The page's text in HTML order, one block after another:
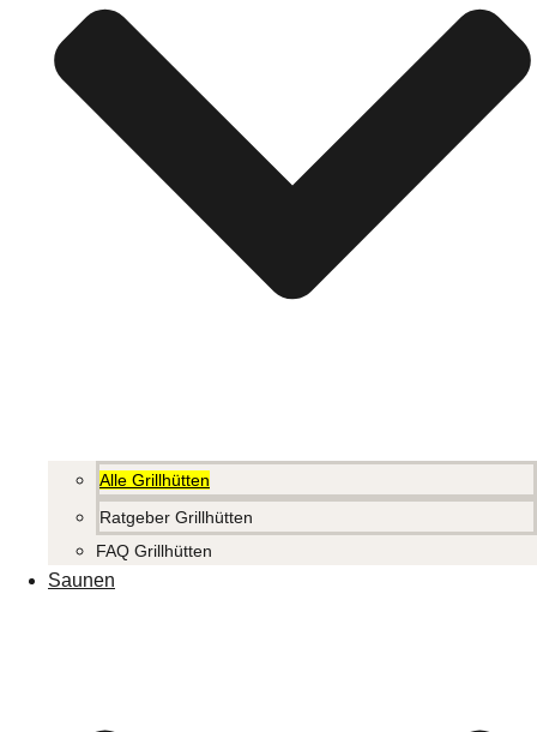
Alle Grillhütten
Ratgeber Grillhütten
FAQ Grillhütten
Saunen